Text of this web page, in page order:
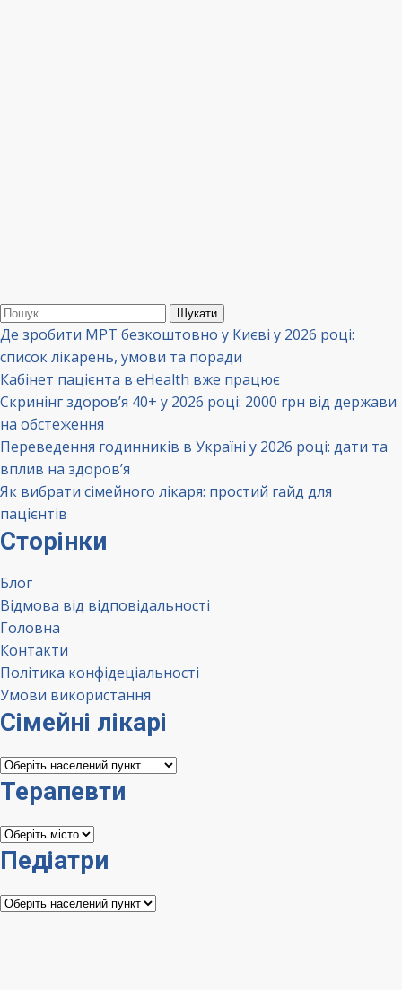
Пошук:
Де зробити МРТ безкоштовно у Києві у 2026 році:
список лікарень, умови та поради
Кабінет пацієнта в eHealth вже працює
Скринінг здоров’я 40+ у 2026 році: 2000 грн від держави
на обстеження
Переведення годинників в Україні у 2026 році: дати та
вплив на здоров’я
Як вибрати сімейного лікаря: простий гайд для
пацієнтів
Сторінки
Блог
Відмова від відповідальності
Головна
Контакти
Політика конфідеціальності
Умови використання
Сімейні лікарі
Сімейні
лікарі
Терапевти
Терапевти
Педіатри
Педіатри